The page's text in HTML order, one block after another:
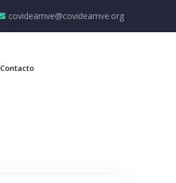
covideamve@covideamve.org
Contacto